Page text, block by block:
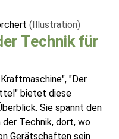
(Illustration)
Technik für
"Der
bietet diese
Sie spannt den
Technik, dort, wo
Gerätschaften sein